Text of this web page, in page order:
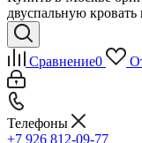
двуспальную
Сравнение0
Телефоны
+7 926 812-09-77